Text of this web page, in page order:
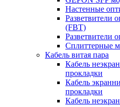
Настенные
Разветвители
(FBT)
Разветвители
Сплиттерные
Кабель витая пара
Кабель
прокладки
Кабель
прокладки
Кабель